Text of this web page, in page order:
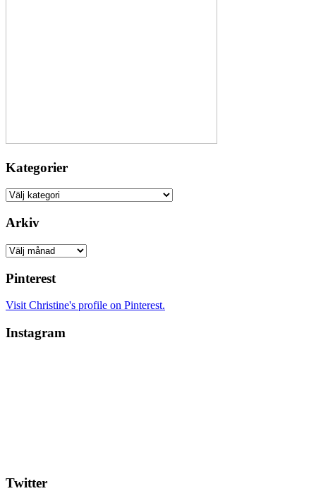
Kategorier
Kategorier
Arkiv
Arkiv
Pinterest
Visit Christine's profile on Pinterest.
Instagram
Twitter